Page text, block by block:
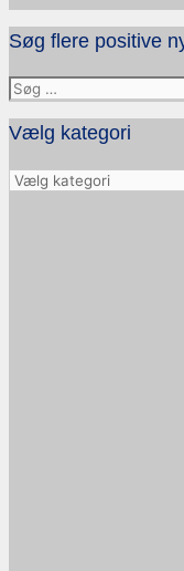
Søg flere positive
Søg
efter:
Vælg kategori
Vælg